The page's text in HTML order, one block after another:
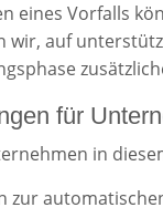
eines Vorfalls
wir, auf
für
in
zur